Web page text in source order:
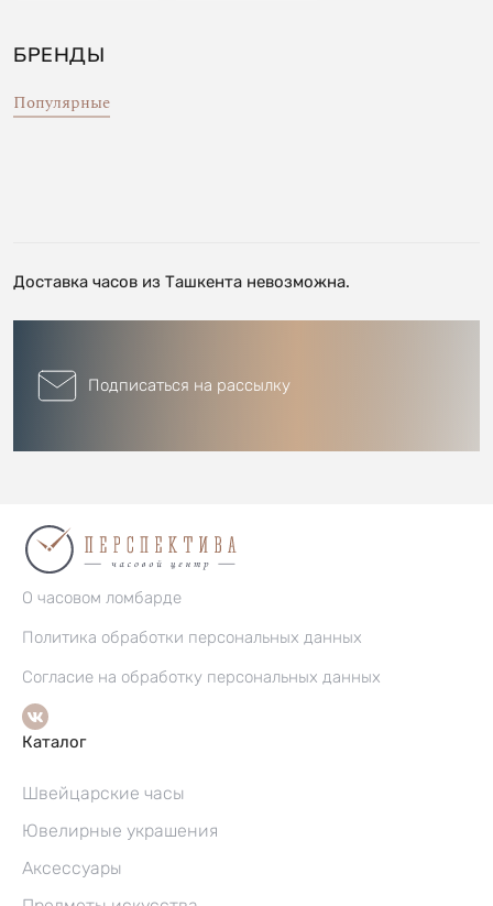
БРЕНДЫ
Популярные
Доставка часов из Ташкента невозможна.
Подписаться на рассылку
О часовом ломбарде
Политика обработки персональных данных
Согласие на обработку персональных данных
Каталог
Швейцарские часы
Ювелирные украшения
Аксессуары